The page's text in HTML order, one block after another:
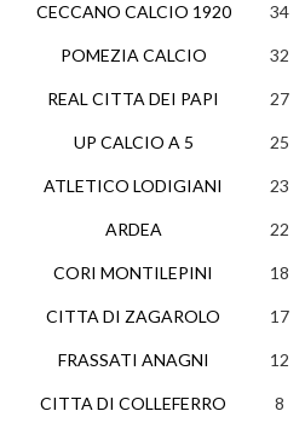
CECCANO CALCIO 1920
POMEZIA CALCIO
REAL CITTA DEI PAPI
UP CALCIO A 5
ATLETICO LODIGIANI
ARDEA
CORI MONTILEPINI
CITTA DI ZAGAROLO
FRASSATI ANAGNI
CITTA DI COLLEFERRO
34
32
27
25
23
22
18
17
12
8